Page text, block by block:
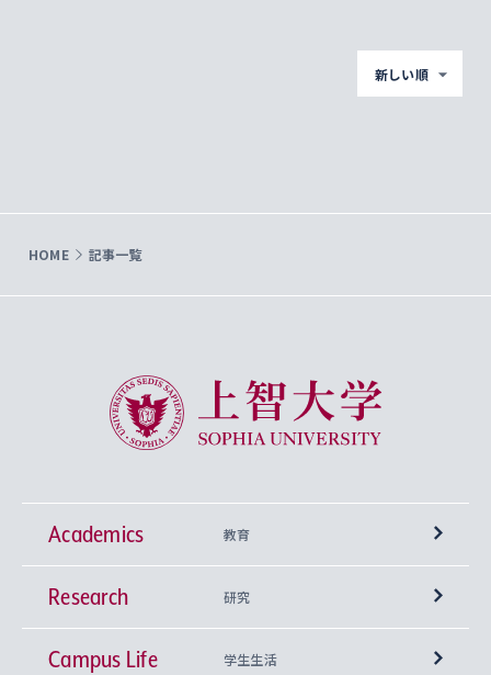
新しい順
HOME 記事一覧
上智大学 Sophia University
Academics 教育
学部
神学部
興味から学科を探す
Research 研究
研究所 等
Campus Life 学生生活